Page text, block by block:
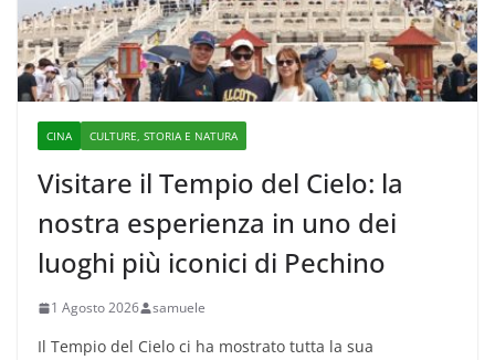
CINA CULTURE, STORIA E NATURA
Visitare il Tempio del Cielo: la
nostra esperienza in uno dei
luoghi più iconici di Pechino
1 Agosto 2026 samuele
Il Tempio del Cielo ci ha mostrato tutta la sua